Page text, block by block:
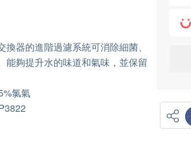
器的進階過濾系統可消除細菌、
能夠提升水的味道和氣味，並保留
氯氣